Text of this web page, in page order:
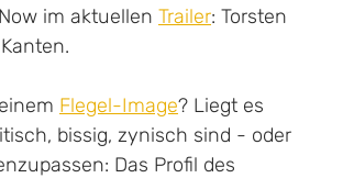
im aktuellen Trailer: Torsten
Flegel-Image? Liegt es
bissig, zynisch sind - oder
Das Profil des